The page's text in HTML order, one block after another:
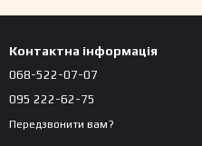
Контактна інформація
068-522-07-07
095 222-62-75
Передзвонити вам?